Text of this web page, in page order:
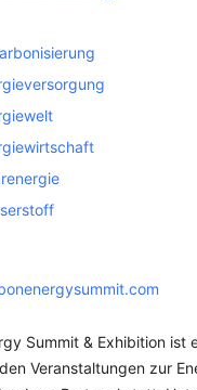
Summit & Exhibition ist
Veranstaltungen zur